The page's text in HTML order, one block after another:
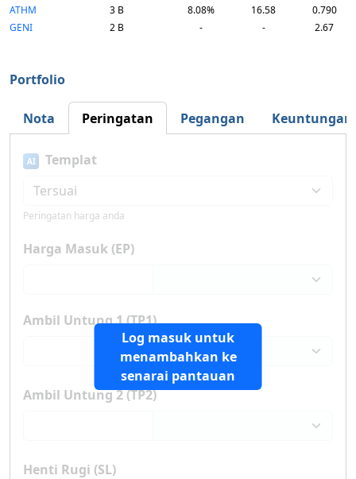
ATHM
3 B 8.08% 16.58
0.790
GENI
2 B - - 2.67
Portfolio
Nota Peringatan Pegangan Keuntungan
Log masuk untuk
menambahkan ke
senarai pantauan
AI Templat
Peringatan harga anda
Harga Masuk (EP)
Ambil Untung 1 (TP1)
Ambil Untung 2 (TP2)
Henti Rugi (SL)